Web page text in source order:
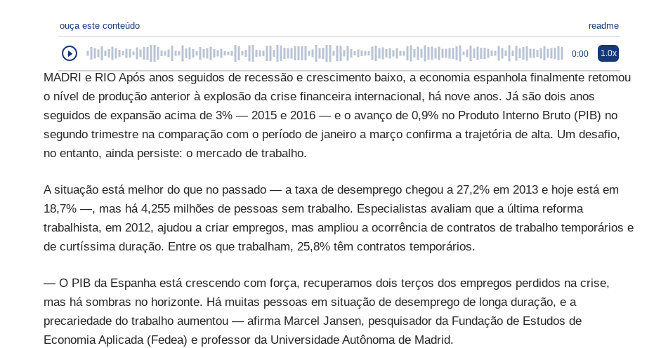
ouça este conteúdo readme
0:00 1.0x
MADRI e RIO Após anos seguidos de recessão e crescimento baixo, a economia espanhola finalmente retomou
o nível de produção anterior à explosão da crise financeira internacional, há nove anos. Já são dois anos
seguidos de expansão acima de 3% — 2015 e 2016 — e o avanço de 0,9% no Produto Interno Bruto (PIB) no
segundo trimestre na comparação com o período de janeiro a março confirma a trajetória de alta. Um desafio,
no entanto, ainda persiste: o mercado de trabalho.
A situação está melhor do que no passado — a taxa de desemprego chegou a 27,2% em 2013 e hoje está em
18,7% —, mas há 4,255 milhões de pessoas sem trabalho. Especialistas avaliam que a última reforma
trabalhista, em 2012, ajudou a criar empregos, mas ampliou a ocorrência de contratos de trabalho temporários e
de curtíssima duração. Entre os que trabalham, 25,8% têm contratos temporários.
— O PIB da Espanha está crescendo com força, recuperamos dois terços dos empregos perdidos na crise,
mas há sombras no horizonte. Há muitas pessoas em situação de desemprego de longa duração, e a
precariedade do trabalho aumentou — afirma Marcel Jansen, pesquisador da Fundação de Estudos de
Economia Aplicada (Fedea) e professor da Universidade Autônoma de Madrid.